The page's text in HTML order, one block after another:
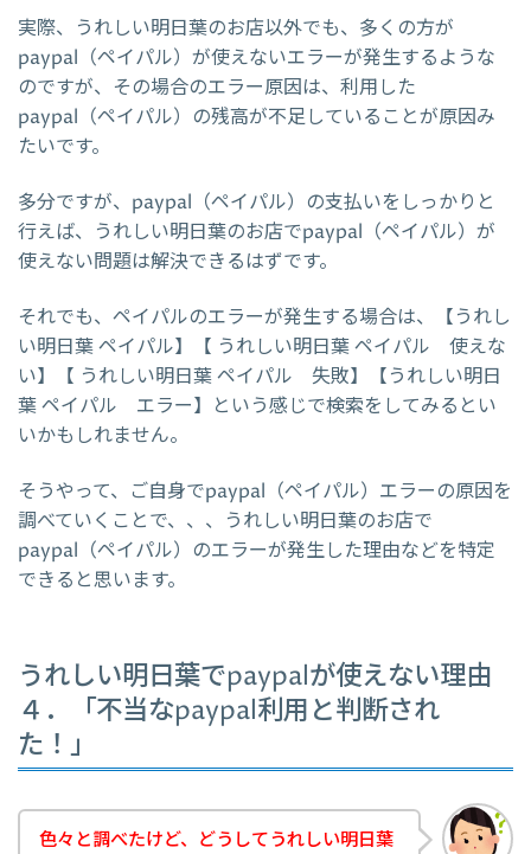
実際、うれしい明日葉のお店以外でも、多くの方が
paypal（ペイパル）が使えないエラーが発生するような
のですが、その場合のエラー原因は、利用した
paypal（ペイパル）の残高が不足していることが原因み
たいです。
多分ですが、paypal（ペイパル）の支払いをしっかりと
行えば、うれしい明日葉のお店でpaypal（ペイパル）が
使えない問題は解決できるはずです。
それでも、ペイパルのエラーが発生する場合は、【うれし
い明日葉 ペイパル】【 うれしい明日葉 ペイパル 使えな
い】【 うれしい明日葉 ペイパル 失敗】【うれしい明日
葉 ペイパル エラー】という感じで検索をしてみるとい
いかもしれません。
そうやって、ご自身でpaypal（ペイパル）エラーの原因を
調べていくことで、、、うれしい明日葉のお店で
paypal（ペイパル）のエラーが発生した理由などを特定
できると思います。
うれしい明日葉でpaypalが使えない理由
４．「不当なpaypal利用と判断され
た！」
色々と調べたけど、どうしてうれしい明日葉